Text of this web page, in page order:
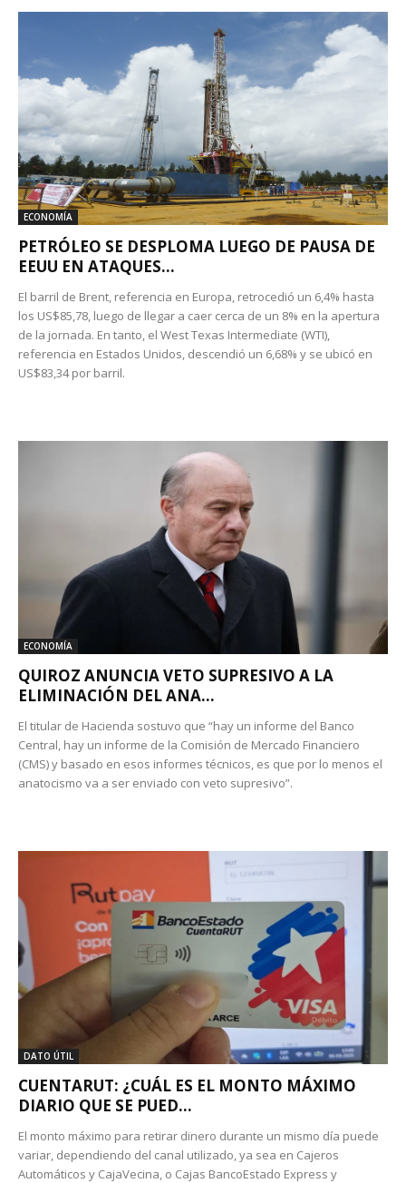
ECONOMÍA
PETRÓLEO SE DESPLOMA LUEGO DE PAUSA DE
EEUU EN ATAQUES...
El barril de Brent, referencia en Europa, retrocedió un 6,4% hasta
los US$85,78, luego de llegar a caer cerca de un 8% en la apertura
de la jornada. En tanto, el West Texas Intermediate (WTI),
referencia en Estados Unidos, descendió un 6,68% y se ubicó en
US$83,34 por barril.
ECONOMÍA
QUIROZ ANUNCIA VETO SUPRESIVO A LA
ELIMINACIÓN DEL ANA...
El titular de Hacienda sostuvo que “hay un informe del Banco
Central, hay un informe de la Comisión de Mercado Financiero
(CMS) y basado en esos informes técnicos, es que por lo menos el
anatocismo va a ser enviado con veto supresivo”.
DATO ÚTIL
CUENTARUT: ¿CUÁL ES EL MONTO MÁXIMO
DIARIO QUE SE PUED...
El monto máximo para retirar dinero durante un mismo día puede
variar, dependiendo del canal utilizado, ya sea en Cajeros
Automáticos y CajaVecina, o Cajas BancoEstado Express y